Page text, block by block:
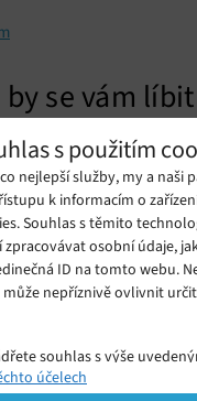
s použitím
nejlepší služby, my a naši
k informacím o
Souhlas s těmito
osobní údaje,
ID na tomto webu.
nepříznivě ovlivnit
souhlas s výše
Vaše volby budou
účelech
by se vám líbit